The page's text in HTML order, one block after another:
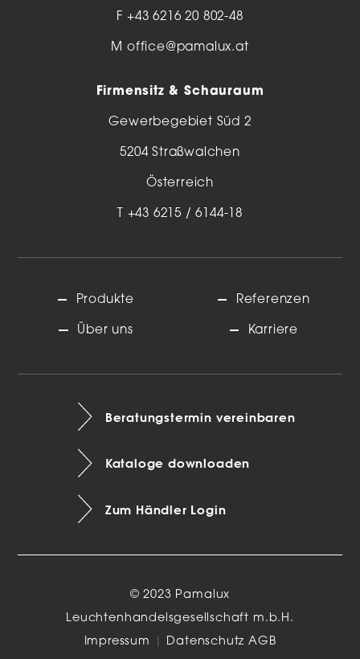
F +43 6216 20 802-48
M office@pamalux.at
Firmensitz & Schauraum
Gewerbegebiet Süd 2
5204 Straßwalchen
Österreich
+43 6215 / 6144-18
Produkte
Über uns
Referenzen
Karriere
Beratungstermin vereinbaren
Kataloge downloaden
Zum Händler Login
© 2023 Pamalux
Leuchtenhandelsgesellschaft m.b.H.
Impressum
Datenschutz AGB